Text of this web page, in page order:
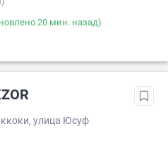
20 мин. назад)
улица Юсуф